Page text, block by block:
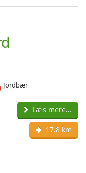
Jordbær
Læs mere...
17.8 km